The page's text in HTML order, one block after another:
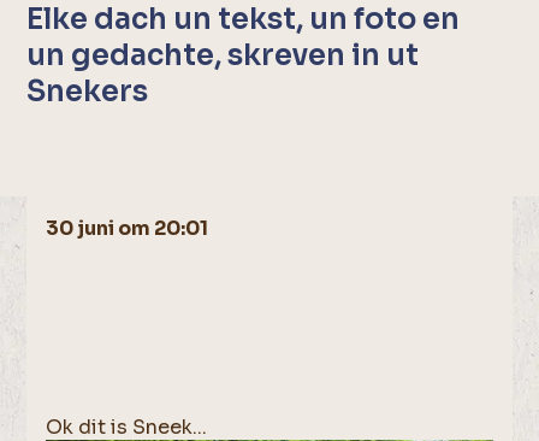
Elke dach un tekst, un foto en
un gedachte, skreven in ut
Snekers
30 juni om 20:01
Ok dit is Sneek...